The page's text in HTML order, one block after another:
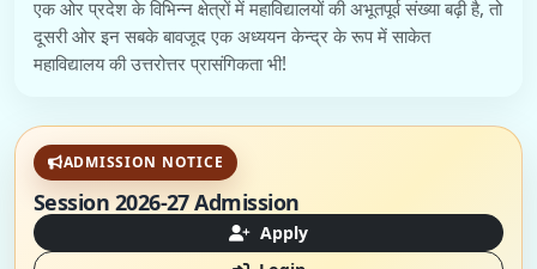
एक ओर प्रदेश के विभिन्न क्षेत्रों में महाविद्यालयों की अभूतपूर्व संख्या बढ़ी है, तो
दूसरी ओर इन सबके बावजूद एक अध्ययन केन्द्र के रूप में साकेत
महाविद्यालय की उत्तरोत्तर प्रासंगिकता भी!
ADMISSION NOTICE
Session 2026-27 Admission
Apply